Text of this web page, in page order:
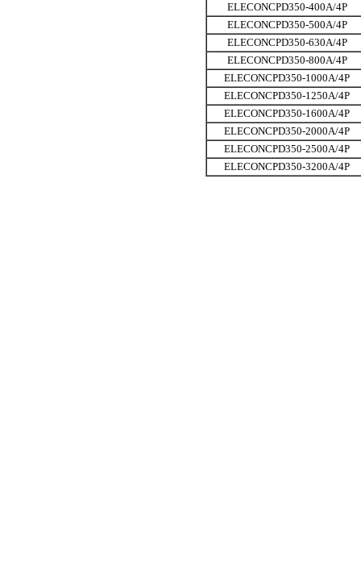
ELECONCPD350-400A/4P
ELECONCPD350-500A/4P
ELECONCPD350-630A/4P
ELECONCPD350-800A/4P
ELECONCPD350-1000A/4P
ELECONCPD350-1250A/4P
ELECONCPD350-1600A/4P
ELECONCPD350-2000A/4P
ELECONCPD350-2500A/4P
ELECONCPD350-3200A/4P